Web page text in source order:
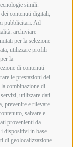
simili.
contenuti digitali,
pubblicitari. Ad
archiviare
per la selezione
utilizzare profili
la
di contenuti
le prestazioni dei
combinazione di
utilizzare dati
prevenire e rilevare
salvare e
provenienti da
dispositivi in base
di geolocalizzazione
(PRATO)